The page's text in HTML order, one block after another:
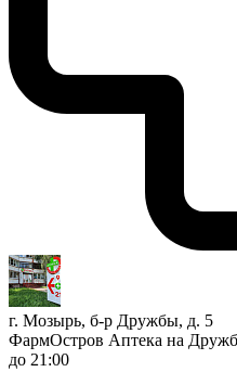
г. Мозырь, б-р Дружбы, д. 5
ФармОстров Аптека на
до 21:00